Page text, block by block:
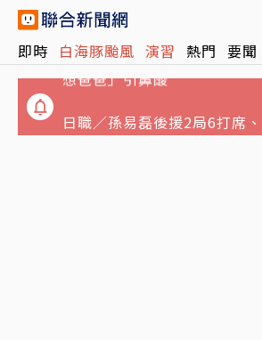
即時 白海豚颱風 演習 熱門 要聞
想爸爸」引鼻酸
156公里飆2K